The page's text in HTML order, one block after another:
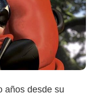
años desde su